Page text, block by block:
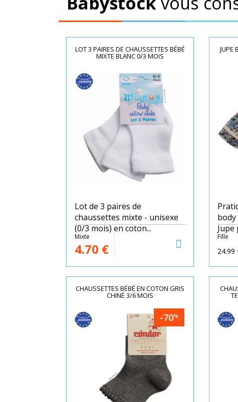
LOT 3 PAIRES DE CHAUSSETTES BÉBÉ
MIXTE BLANC 0/3 MOIS
Lot de 3 paires de
chaussettes mixte - unisexe
(0/3 mois) en coton...
Mixte
4.70 €
JUPE
Jupe
Fille
24.99
CHAUSSETTES BÉBÉ EN COTON GRIS
CHINÉ 3/6 MOIS
-70%